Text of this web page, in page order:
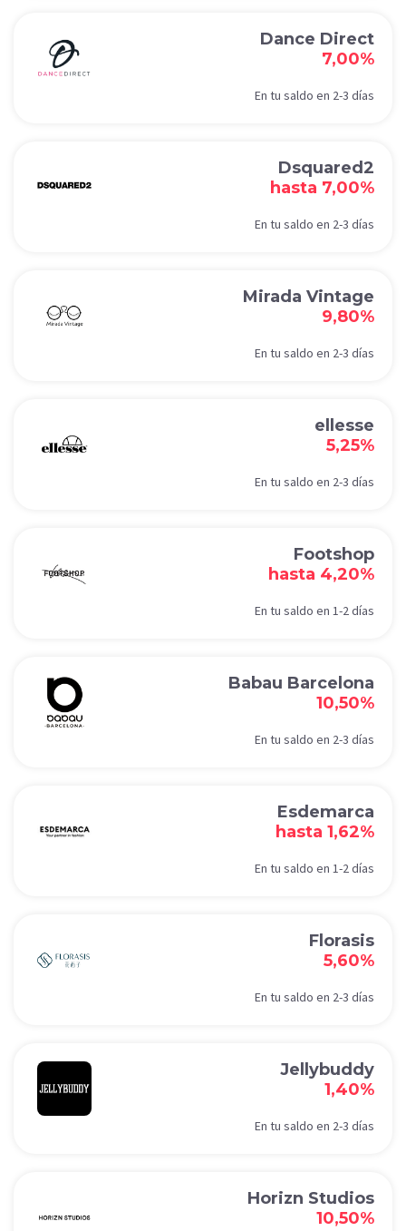
Dance Direct
7,00%
En tu saldo en 2-3 días
Dsquared2
hasta 7,00%
En tu saldo en 2-3 días
Mirada Vintage
9,80%
En tu saldo en 2-3 días
ellesse
5,25%
En tu saldo en 2-3 días
Footshop
hasta 4,20%
En tu saldo en 1-2 días
Babau Barcelona
10,50%
En tu saldo en 2-3 días
Esdemarca
hasta 1,62%
En tu saldo en 1-2 días
Florasis
5,60%
En tu saldo en 2-3 días
Jellybuddy
1,40%
En tu saldo en 2-3 días
Horizn Studios
10,50%